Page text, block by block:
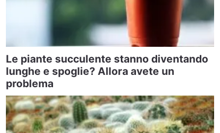
Le piante succulente stanno diventando
lunghe e spoglie? Allora avete un
problema